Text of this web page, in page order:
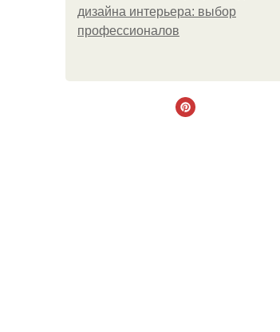
дизайна интерьера: выбор
профессионалов